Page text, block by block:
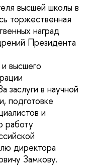
высшей школы в
торжественная
наград
Президента
высшего
заслуги в научной
подготовке
и
работу
директора
Замкову.